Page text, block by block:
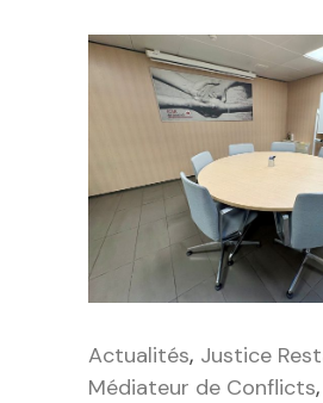
Actualités, Justice
Médiateur de Conflicts,